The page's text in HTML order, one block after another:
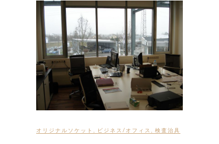
オリジナルソケット ビジネス/オフィス 検査治具